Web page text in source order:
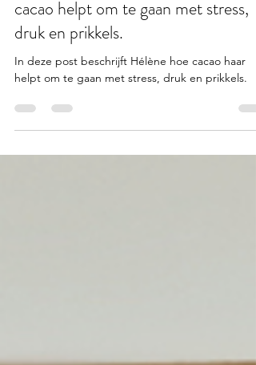
Rituelen, Regulatie & Rust: Hoe
cacao helpt om te gaan met stress,
druk en prikkels.
helpt om te gaan met stress, druk en prikkels.